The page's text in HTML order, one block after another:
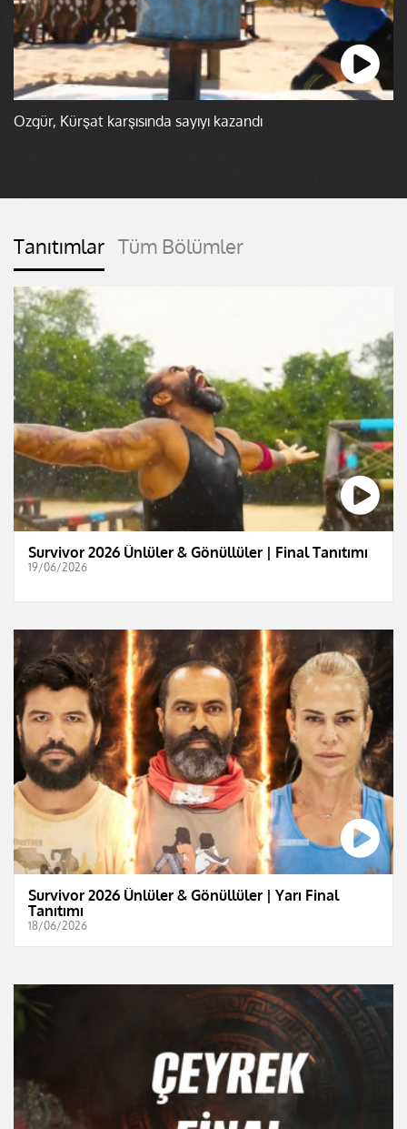
Özgür, Kürşat karşısında sayıyı kazandı
Tanıtımlar Tüm Bölümler
Survivor 2026 Ünlüler & Gönüllüler | Final Tanıtımı
19/06/2026
Survivor 2026 Ünlüler & Gönüllüler | Yarı Final
Tanıtımı
18/06/2026